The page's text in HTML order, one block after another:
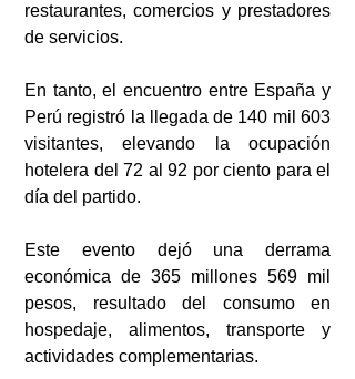
restaurantes, comercios y prestadores
de servicios.
En tanto, el encuentro entre España y
Perú registró la llegada de 140 mil 603
visitantes, elevando la ocupación
hotelera del 72 al 92 por ciento para el
día del partido.
Este evento dejó una derrama
económica de 365 millones 569 mil
pesos, resultado del consumo en
hospedaje, alimentos, transporte y
actividades complementarias.